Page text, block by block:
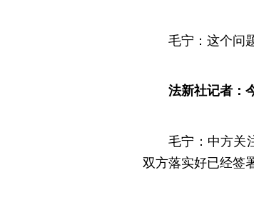
毛宁：这个问
法新社记者：
毛宁：中方关
双方落实好已经签